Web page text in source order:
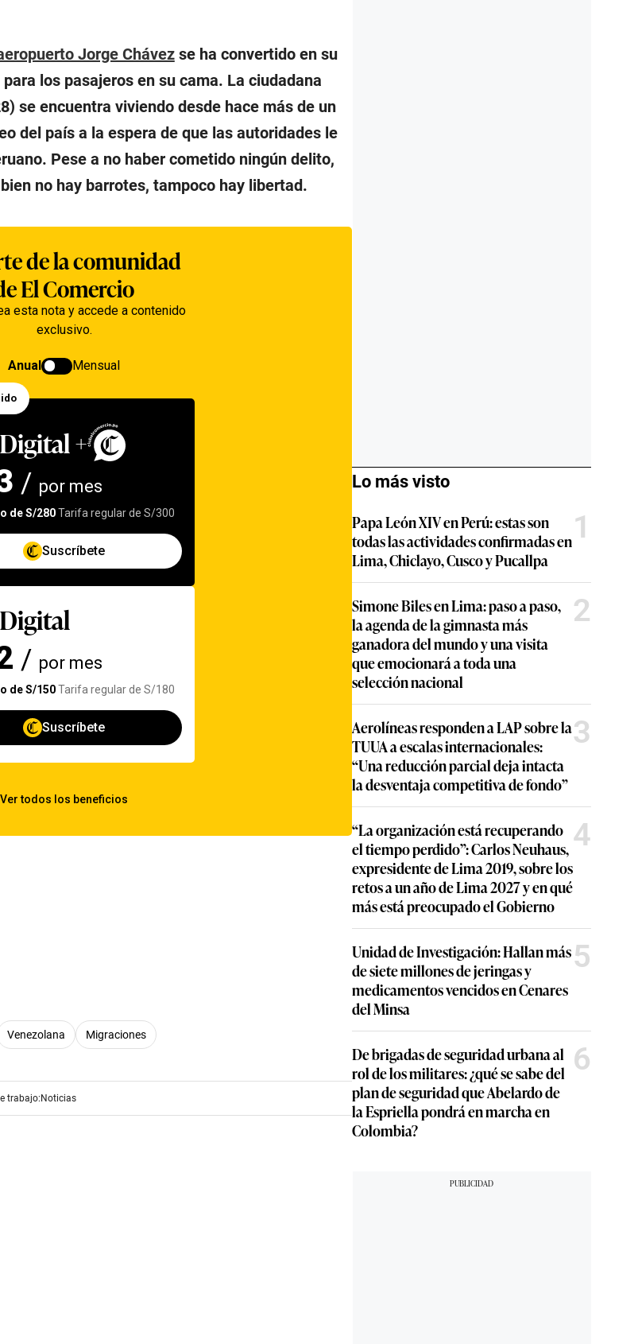
Jorge Chávezse ha convertido en su
los pasajeros en su cama. La ciudadana
se encuentra viviendo desde hace más de un
del país a la espera de que las autoridades le
Pese a no haber cometido ningún delito,
no hay barrotes, tampoco hay libertad.
Venezolana Migraciones
trabajo: Noticias
Lo más visto
Papa León XIV en Perú: estas son
todas las actividades confirmadas en
Lima, Chiclayo, Cusco y Pucallpa
1
Simone Biles en Lima: paso a paso,
la agenda de la gimnasta más
ganadora del mundo y una visita
que emocionará a toda una
selección nacional
2
Aerolíneas responden a LAP sobre la
TUUA a escalas internacionales:
“Una reducción parcial deja intacta
la desventaja competitiva de fondo”
3
“La organización está recuperando
el tiempo perdido”: Carlos Neuhaus,
expresidente de Lima 2019, sobre los
retos a un año de Lima 2027 y en qué
más está preocupado el Gobierno
4
Unidad de Investigación: Hallan más
de siete millones de jeringas y
medicamentos vencidos en Cenares
del Minsa
5
De brigadas de seguridad urbana al
rol de los militares: ¿qué se sabe del
plan de seguridad que Abelardo de
la Espriella pondrá en marcha en
Colombia?
6